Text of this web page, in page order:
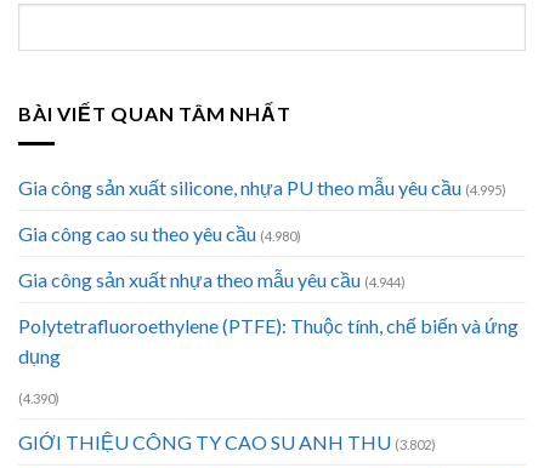
BÀI VIẾT QUAN TÂM NHẤT
Gia công sản xuất silicone, nhựa PU theo mẫu yêu cầu (4.995)
Gia công cao su theo yêu cầu (4.980)
Gia công sản xuất nhựa theo mẫu yêu cầu (4.944)
Polytetrafluoroethylene (PTFE): Thuộc tính, chế biến và ứng
dụng
(4.390)
GIỚI THIỆU CÔNG TY CAO SU ANH THU (3.802)